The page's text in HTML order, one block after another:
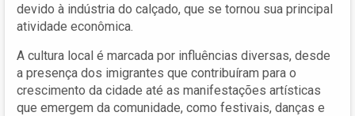
devido à indústria do calçado, que se tornou sua principal
atividade econômica.
A cultura local é marcada por influências diversas, desde
a presença dos imigrantes que contribuíram para o
crescimento da cidade até as manifestações artísticas
que emergem da comunidade, como festivais, danças e